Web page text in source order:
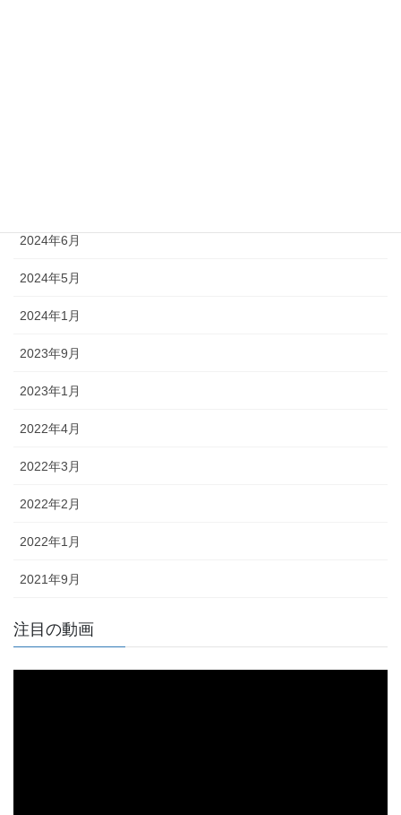
2024年6月
2024年5月
2024年1月
2023年9月
2023年1月
2022年4月
2022年3月
2022年2月
2022年1月
2021年9月
注目の動画